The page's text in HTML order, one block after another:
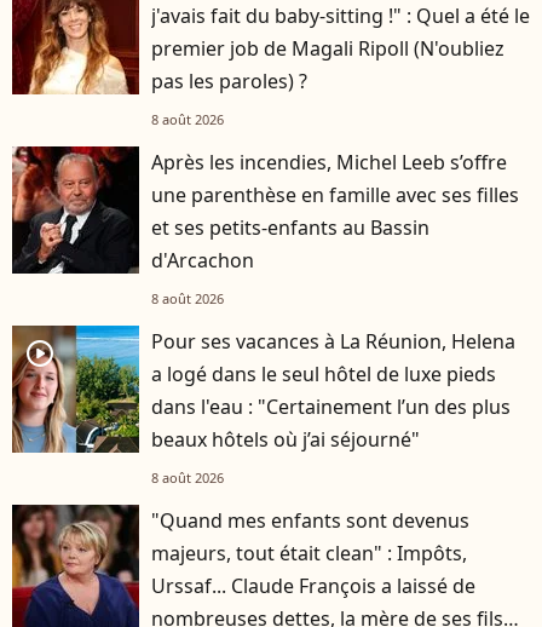
j'avais fait du baby-sitting !" : Quel a été le
premier job de Magali Ripoll (N'oubliez
pas les paroles) ?
8 août 2026
Après les incendies, Michel Leeb s’offre
une parenthèse en famille avec ses filles
et ses petits-enfants au Bassin
d'Arcachon
8 août 2026
player2
Pour ses vacances à La Réunion, Helena
a logé dans le seul hôtel de luxe pieds
dans l'eau : "Certainement l’un des plus
beaux hôtels où j’ai séjourné"
8 août 2026
"Quand mes enfants sont devenus
majeurs, tout était clean" : Impôts,
Urssaf... Claude François a laissé de
nombreuses dettes, la mère de ses fils